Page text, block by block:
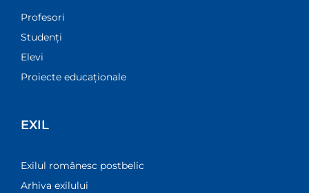
Profesori
Studenți
Elevi
Proiecte educaționale
EXIL
Exilul românesc postbelic
Arhiva exilului